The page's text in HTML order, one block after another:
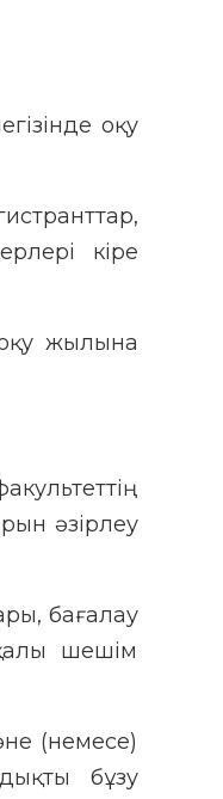
оқу
кіре
жылына
әзірлеу
бағалау
шешім
(немесе)
бұзу